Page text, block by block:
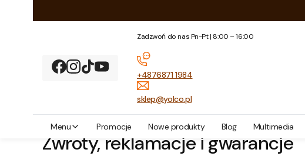
Zadzwoń do nas Pn-Pt | 8:00 – 16:00
+4876871 1984
sklep@yolco.pl
Menu Promocje Nowe produkty Blog Multimedia
Zwroty, reklamacje i gwarancje
Zwroty, reklamacje i gwarancje